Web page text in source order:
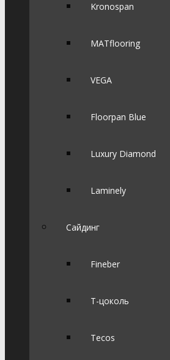
Kronospan
MATflooring
VEGA
Floorpan Blue
Luxury Diamond
Laminely
Сайдинг
Fineber
Т-цоколь
Tecos